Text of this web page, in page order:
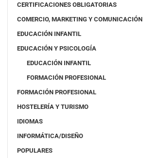
CERTIFICACIONES OBLIGATORIAS
COMERCIO, MARKETING Y COMUNICACIÓN
EDUCACIÓN INFANTIL
EDUCACIÓN Y PSICOLOGÍA
EDUCACIÓN INFANTIL
FORMACIÓN PROFESIONAL
FORMACIÓN PROFESIONAL
HOSTELERÍA Y TURISMO
IDIOMAS
INFORMÁTICA/DISEÑO
POPULARES